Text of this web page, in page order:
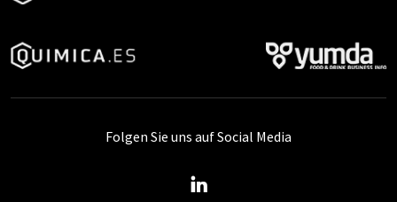
Folgen Sie uns auf Social Media